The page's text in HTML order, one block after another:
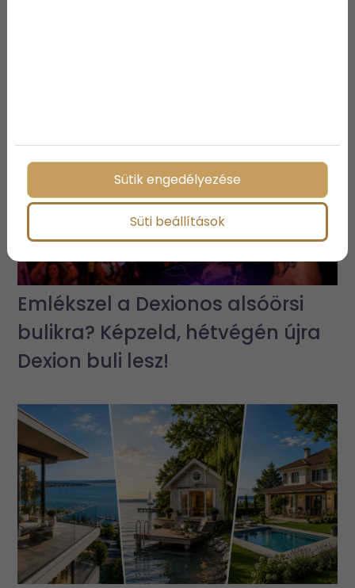
Emlékszel a Dexionos alsóörsi
bulikra? Képzeld, hétvégén újra
Dexion buli lesz!
Sütik engedélyezése
Süti beállítások